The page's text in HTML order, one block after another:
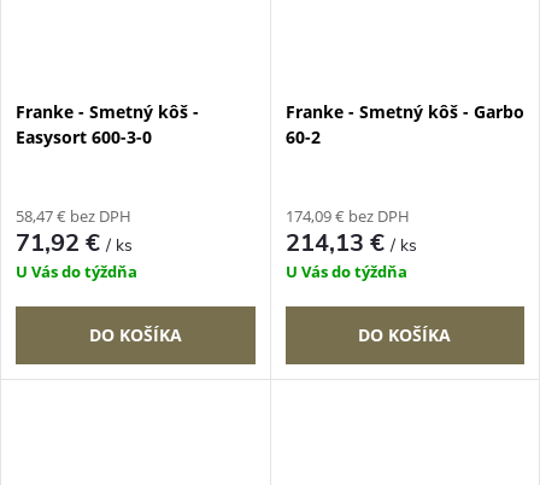
Franke - Smetný kôš -
Easysort 600-3-0
58,47 € bez DPH
71,92 €/ ks
U Vás do týždňa
DO KOŠÍKA
Franke - Smetný kôš - Garbo
60-2
174,09 € bez DPH
214,13 €/ ks
U Vás do týždňa
DO KOŠÍKA